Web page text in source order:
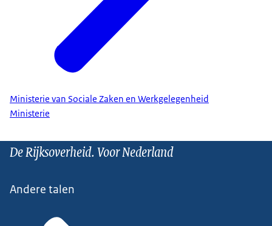
Ministerie van Sociale Zaken en Werkgelegenheid
Ministerie
De Rijksoverheid. Voor Nederland
Andere talen